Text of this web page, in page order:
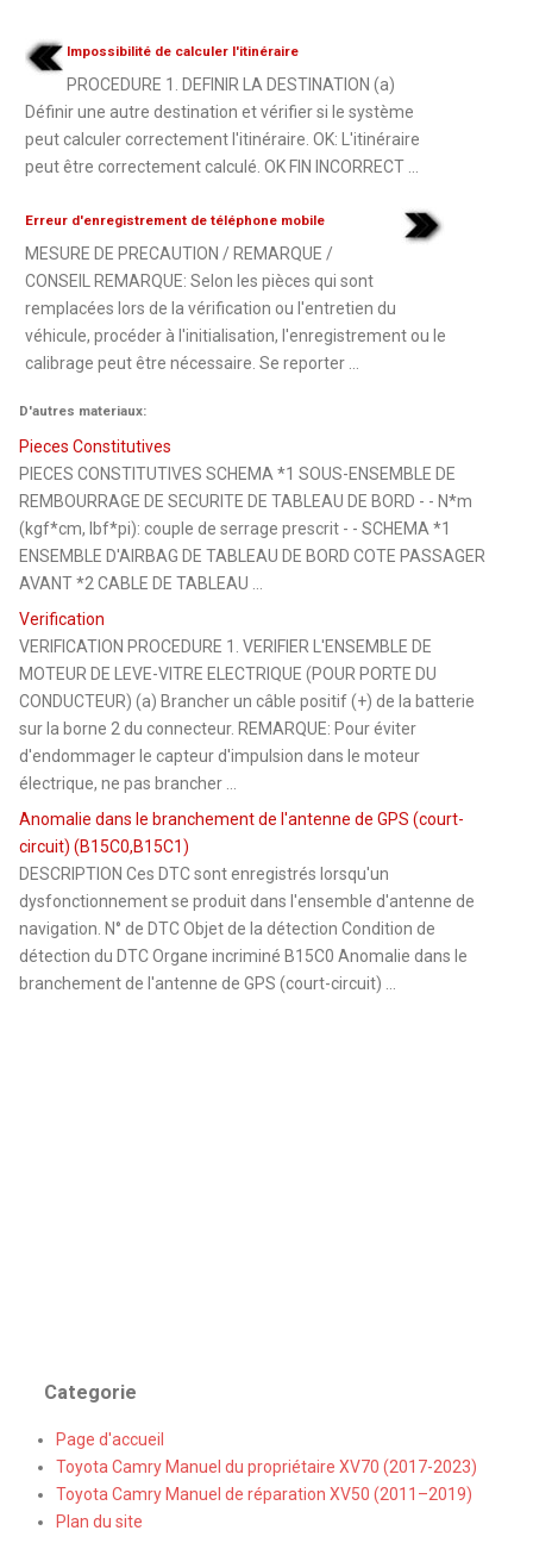
Impossibilité de calculer l'itinéraire
PROCEDURE 1. DEFINIR LA DESTINATION (a)
Définir une autre destination et vérifier si le système
peut calculer correctement l'itinéraire. OK: L'itinéraire
peut être correctement calculé. OK FIN INCORRECT ...
Erreur d'enregistrement de téléphone mobile
MESURE DE PRECAUTION / REMARQUE /
CONSEIL REMARQUE: Selon les pièces qui sont
remplacées lors de la vérification ou l'entretien du
véhicule, procéder à l'initialisation, l'enregistrement ou le
calibrage peut être nécessaire. Se reporter ...
D'autres materiaux:
Pieces Constitutives
PIECES CONSTITUTIVES SCHEMA *1 SOUS-ENSEMBLE DE
REMBOURRAGE DE SECURITE DE TABLEAU DE BORD - - N*m
(kgf*cm, lbf*pi): couple de serrage prescrit - - SCHEMA *1
ENSEMBLE D'AIRBAG DE TABLEAU DE BORD COTE PASSAGER
AVANT *2 CABLE DE TABLEAU ...
Verification
VERIFICATION PROCEDURE 1. VERIFIER L'ENSEMBLE DE
MOTEUR DE LEVE-VITRE ELECTRIQUE (POUR PORTE DU
CONDUCTEUR) (a) Brancher un câble positif (+) de la batterie
sur la borne 2 du connecteur. REMARQUE: Pour éviter
d'endommager le capteur d'impulsion dans le moteur
électrique, ne pas brancher ...
Anomalie dans le branchement de l'antenne de GPS (court-
circuit) (B15C0,B15C1)
DESCRIPTION Ces DTC sont enregistrés lorsqu'un
dysfonctionnement se produit dans l'ensemble d'antenne de
navigation. N° de DTC Objet de la détection Condition de
détection du DTC Organe incriminé B15C0 Anomalie dans le
branchement de l'antenne de GPS (court-circuit) ...
Categorie
Page d'accueil
Toyota Camry Manuel du propriétaire XV70 (2017-2023)
Toyota Camry Manuel de réparation XV50 (2011–2019)
Plan du site